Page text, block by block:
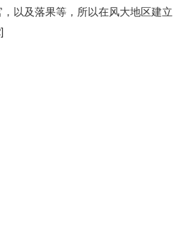
以及落果等，所以在风大地区建立